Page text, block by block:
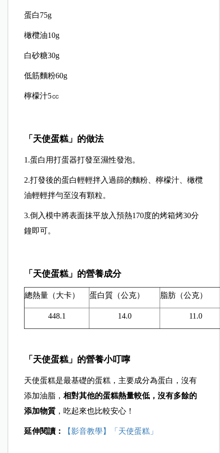
蛋白75g
橄欖油10g
白砂糖30g
低筋麵粉60g
檸檬汁5㏄
「天使蛋糕」的做法
1.蛋白用打蛋器打發至濕性發泡。
2.打發後的蛋白輕輕拌入過篩的麵粉、檸檬汁、橄欖
油輕輕拌勻至沒有顆粒。
3.倒入模中將表面抹平放入預熱170度的烤箱烤30分
鐘即可。
「天使蛋糕」的營養成分
總熱量（大卡） 蛋白質（公克） 脂肪（公克）
448.1 14.0 11.0
「天使蛋糕」的營養小叮嚀
天使蛋糕是最基礎的蛋糕，主要成分為蛋白，沒有
添加油脂，相對其他的蛋糕熱量較低，沒有多餘的
添加物質 ，吃起來也比較安心！
延伸閱讀： 【影音教學】「天使蛋糕」